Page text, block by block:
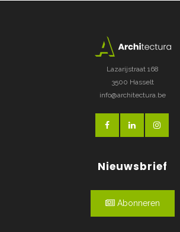
Lazarijstraat 168
3500 Hasselt
info@architectura.be
Nieuwsbrief
Abonneren